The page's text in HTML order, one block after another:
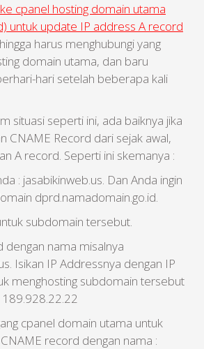
cpanel hosting domain utama
untuk update IP address A record
harus menghubungi yang
domain utama, dan baru
hari setelah beberapa kali
situasi seperti ini, ada baiknya jika
CNAME Record dari sejak awal,
A record. Seperti ini skemanya :
: jasabikinweb.us. Dan Anda ingin
dprd.namadomain.go.id.
subdomain tersebut.
dengan nama misalnya
Isikan IP Addressnya dengan IP
menghosting subdomain tersebut
189.928.22.22
cpanel domain utama untuk
record dengan nama :